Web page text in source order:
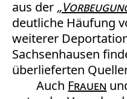
aus der „
deutliche Häufung
weiterer
Sachsenhausen
überlieferten
Auch Frauen